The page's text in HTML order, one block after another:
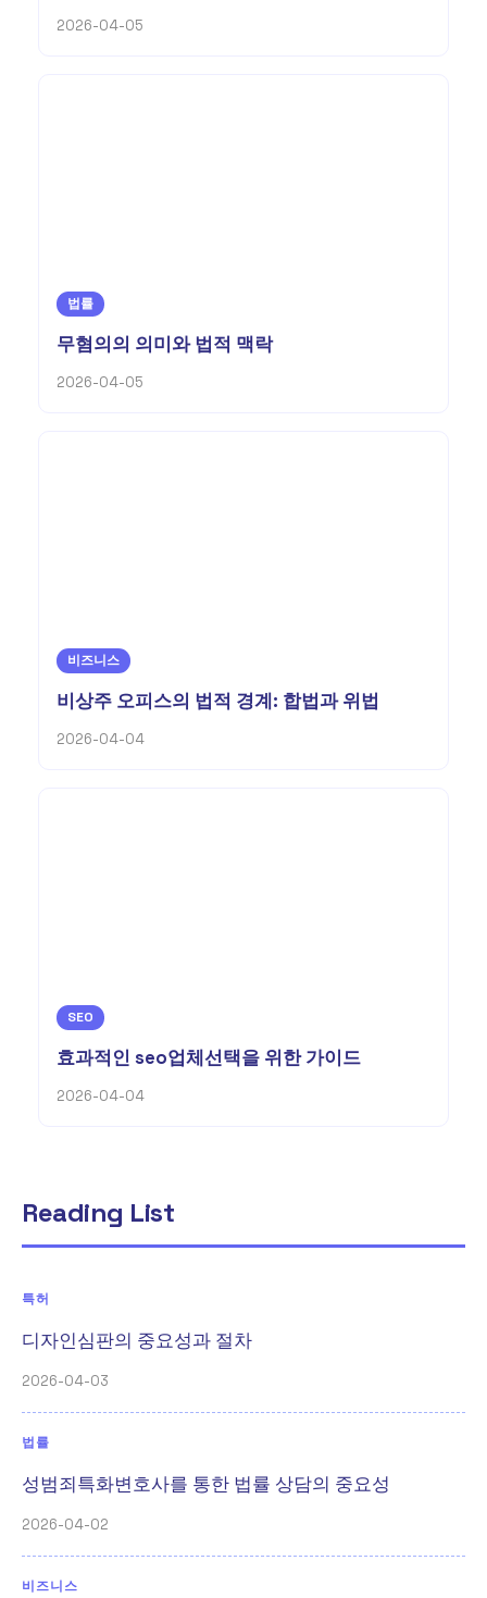
2026-04-05
법률
무혐의의 의미와 법적 맥락
2026-04-05
비즈니스
비상주 오피스의 법적 경계: 합법과 위법
2026-04-04
SEO
효과적인 seo업체선택을 위한 가이드
2026-04-04
Reading List
특허
디자인심판의 중요성과 절차
2026-04-03
법률
성범죄특화변호사를 통한 법률 상담의 중요성
2026-04-02
비즈니스